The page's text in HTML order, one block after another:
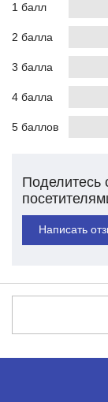
1 балл
2 балла
3 балла
4 балла
5 баллов
Поделитесь
Написать